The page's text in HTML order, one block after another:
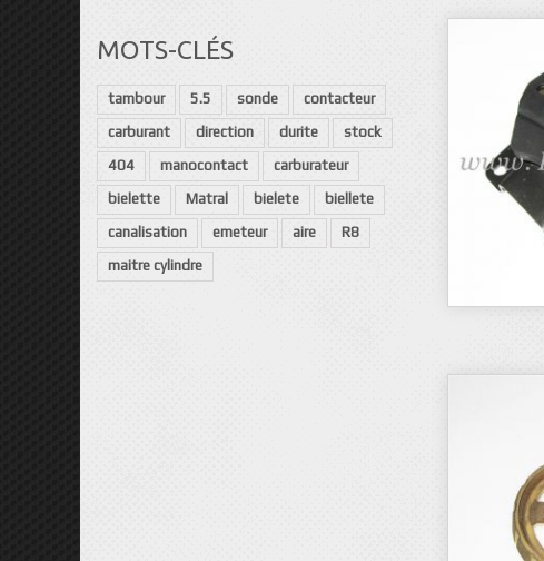
MOTS-CLÉS
tambour 5.5 sonde
contacteur
carburant
direction durite
stock
404
manocontact
carburateur
bielette
Matral bielete
biellete
canalisation
emeteur aire
R8
maitre cylindre